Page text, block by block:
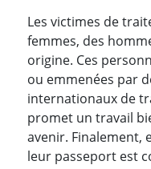
Les victimes de
femmes, des
origine. Ces
ou emmenées par
internationaux de
promet un travail
avenir. Finalement,
leur passeport est